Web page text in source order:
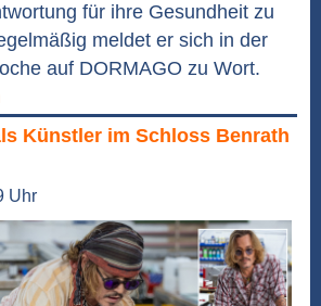
für ihre Gesundheit zu
meldet er sich in der
auf DORMAGO zu Wort.
Künstler im Schloss Benrath
Uhr